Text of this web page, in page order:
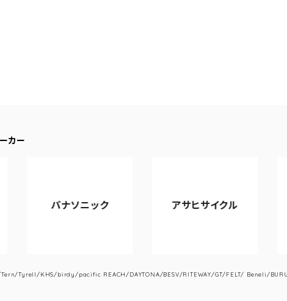
カー
パナソニック アサヒサイクル
Tern/Tyrell/KHS/birdy/pacific REACH/DAYTONA/BESV/RITEWAY/GT/FELT/ Beneli/